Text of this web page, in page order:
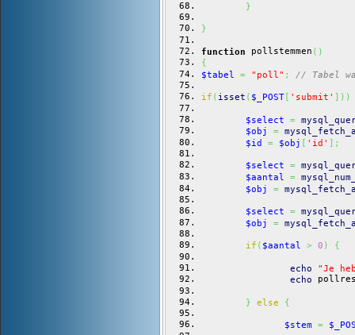
}
}
function pollstemmen ( )
{
$tabel
= "poll" ; // Tabel
if ( isset ( $_POST [ 'submit' ] ) )
$select =
$obj
=
$id
= $obj [ 'id' ] ;
$select =
$aantal
=
$obj
=
$select =
$obj
=
if ( $aantal > 0 ) {
echo
"Je
echo
} else {
$stem =